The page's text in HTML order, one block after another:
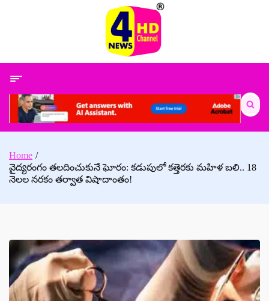
Search
for:
Home
వైద్యరంగం తలదించుకునే ఘోరం: కడుపులో కత్తెరకు మహిళ బలి.. 18
నెలల నరకం తర్వాత విషాదాంతం!